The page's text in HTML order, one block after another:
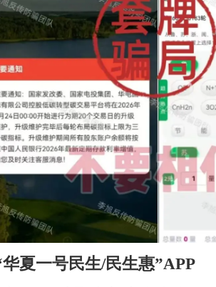
夏一号民生/民生惠”APP